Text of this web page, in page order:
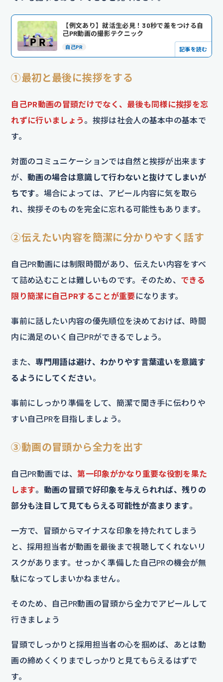
【例文あり】就活生必見！30秒で差をつける自
己PR動画の撮影テクニック
自己PR 記事を読む
①最初と最後に挨拶をする
自己PR動画の冒頭だけでなく、最後も同様に挨拶を忘
れずに行いましょう 。挨拶は社会人の基本中の基本で
す。
対面のコミュニケーションでは自然と挨拶が出来ます
が、動画の場合は意識して行わないと抜けてしまいが
ちです。場合によっては、アピール内容に気を取ら
れ、挨拶そのものを完全に忘れる可能性もあります。
②伝えたい内容を簡潔に分かりやすく話す
自己PR動画には制限時間があり、伝えたい内容をすべ
て詰め込むことは難しいものです。そのため、 できる
限り簡潔に自己PRすることが重要になります。
事前に話したい内容の優先順位を決めておけば、時間
内に満足のいく自己PRができるでしょう。
また、専門用語は避け、わかりやす言葉遣いを意識す
るようにしてください。
事前にしっかり準備をして、簡潔で聞き手に伝わりや
すい自己PRを目指しましょう。
③動画の冒頭から全力を出す
自己PR動画では、第一印象がかなり重要な役割を果た
します。 動画の冒頭で好印象を与えられれば、残りの
部分も注目して見てもらえる可能性が高まります。
一方で、冒頭からマイナスな印象を持たれてしまう
と、採用担当者が動画を最後まで視聴してくれないリ
スクがあります。せっかく準備した自己PRの機会が無
駄になってしまいかねません。
そのため、自己PR動画の冒頭から全力でアピールして
行きましょう
冒頭でしっかりと採用担当者の心を掴めば、あとは動
画の締めくくりまでしっかりと見てもらえるはずで
す。